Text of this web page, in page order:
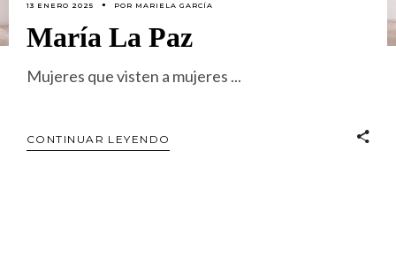
13 ENERO 2025 POR MARIELA GARCÍA
María La Paz
Mujeres que visten a mujeres
CONTINUAR LEYENDO